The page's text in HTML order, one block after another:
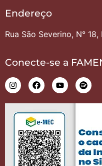
Endereço
Rua São Severino, N°
Conecte-se a